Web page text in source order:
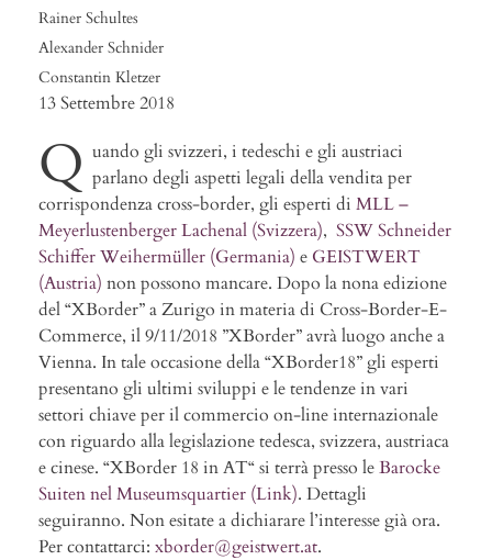
Rainer Schultes
Alexander Schnider
Constantin Kletzer
13 Settembre 2018
Q uando gli svizzeri, i tedeschi e gli austriaci
parlano degli aspetti legali della vendita per
corrispondenza cross-border, gli esperti di MLL –
Meyerlustenberger Lachenal (Svizzera), SSW Schneider
Schiffer Weihermüller (Germania) e GEISTWERT
(Austria) non possono mancare. Dopo la nona edizione
del “XBorder” a Zurigo in materia di Cross-Border-E-
Commerce, il 9/11/2018 ”XBorder” avrà luogo anche a
Vienna. In tale occasione della “XBorder18” gli esperti
presentano gli ultimi sviluppi e le tendenze in vari
settori chiave per il commercio on-line internazionale
con riguardo alla legislazione tedesca, svizzera, austriaca
e cinese. “XBorder 18 in AT“ si terrà presso leBarocke
Suiten nel Museumsquartier (Link). Dettagli
seguiranno. Non esitate a dichiarare l’interesse già ora.
Per contattarci: xborder@geistwert.at.